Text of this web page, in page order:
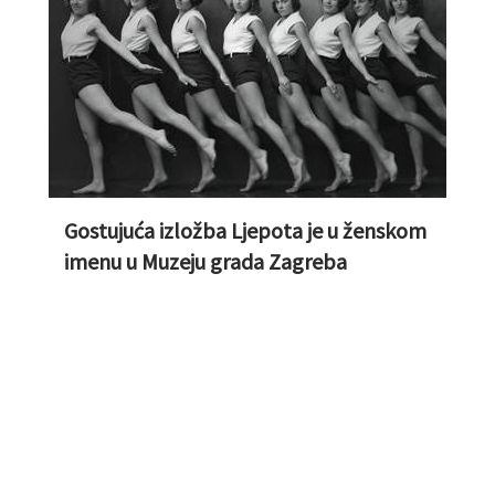
Gostujuća izložba Ljepota je u ženskom
imenu u Muzeju grada Zagreba